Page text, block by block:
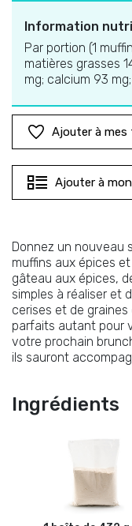
Information
Par portion (1
matières grasses
mg; calcium 93
Ajouter à mes
Ajouter à
Donnez un nouveau
muffins aux épices
gâteau aux épices,
simples à réaliser et
cerises et de
parfaits autant pour
votre prochain
ils sauront
Ingrédients